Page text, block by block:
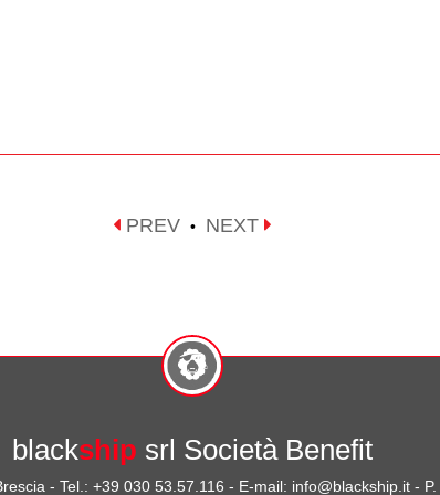
PREV • NEXT
blackship srl Società Benefit
- Tel.: +39 030 53.57.116 - E-mail: info@blackship.it -